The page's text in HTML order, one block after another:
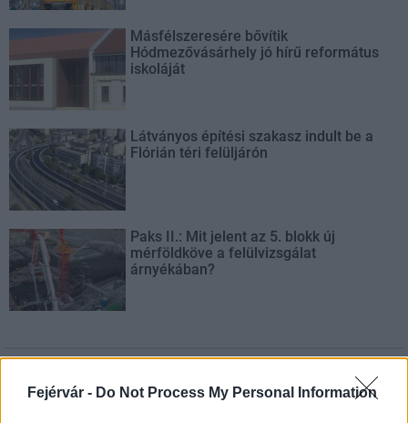
Fejérvár - Do Not Process My Personal Information
Másfélszeresére bővítik
Hódmezővásárhely jó hírű református
iskoláját
Látványos építési szakasz indult be a
Flórián téri felüljárón
Paks II.: Mit jelent az 5. blokk új
mérföldköve a felülvizsgálat
árnyékában?